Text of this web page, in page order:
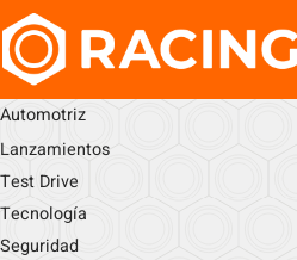
Automotriz
Lanzamientos
Test Drive
Tecnología
Seguridad